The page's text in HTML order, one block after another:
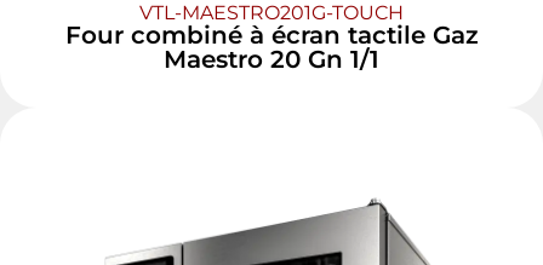
VTL-MAESTRO201G-TOUCH
Four combiné à écran tactile Gaz
Maestro 20 Gn 1/1